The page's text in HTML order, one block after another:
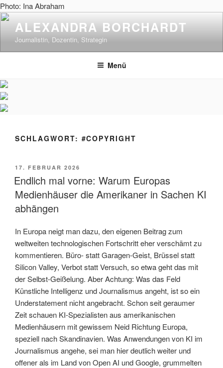
Zum
Inhalt
springen
Photo: Ina Abraham
ALEXANDRA BORCHARDT
Journalistin, Dozentin, Strategin
Menü
SCHLAGWORT: #COPYRIGHT
VERÖFFENTLICHT
AM
17. FEBRUAR 2026
Endlich mal vorne: Warum Europas
Medienhäuser die Amerikaner in Sachen KI
abhängen
In Europa neigt man dazu, den eigenen Beitrag zum
weltweiten technologischen Fortschritt eher verschämt zu
kommentieren. Büro- statt Garagen-Geist, Brüssel statt
Silicon Valley, Verbot statt Versuch, so etwa geht das mit
der Selbst-Geißelung. Aber Achtung: Was das Feld
Künstliche Intelligenz und Journalismus angeht, ist so ein
Understatement nicht angebracht. Schon seit geraumer
Zeit schauen KI-Spezialisten aus amerikanischen
Medienhäusern mit gewissem Neid Richtung Europa,
speziell nach Skandinavien. Was Anwendungen von KI im
Journalismus angehe, sei man hier deutlich weiter und
offener als im Land von Open AI und Google, grummelten